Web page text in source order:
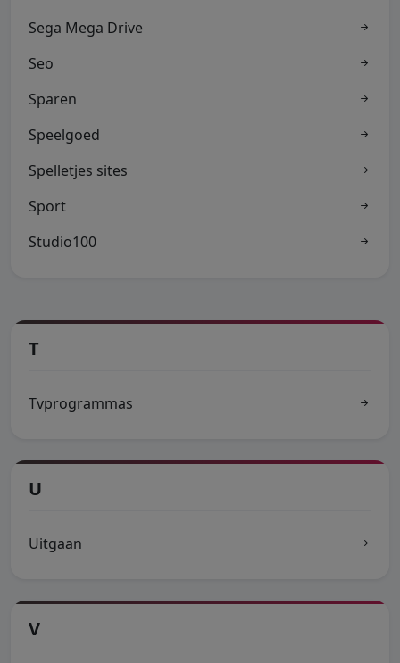
Sega Mega Drive
Seo
Sparen
Speelgoed
Spelletjes sites
Sport
Studio100
T
Tvprogrammas
U
Uitgaan
V